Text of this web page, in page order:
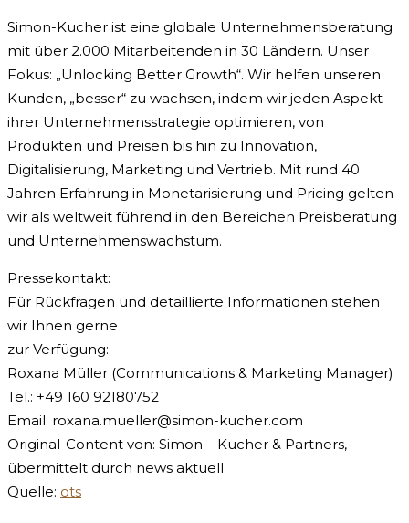
Simon-Kucher ist eine globale Unternehmensberatung
mit über 2.000 Mitarbeitenden in 30 Ländern. Unser
Fokus: „Unlocking Better Growth“. Wir helfen unseren
Kunden, „besser“ zu wachsen, indem wir jeden Aspekt
ihrer Unternehmensstrategie optimieren, von
Produkten und Preisen bis hin zu Innovation,
Digitalisierung, Marketing und Vertrieb. Mit rund 40
Jahren Erfahrung in Monetarisierung und Pricing gelten
wir als weltweit führend in den Bereichen Preisberatung
und Unternehmenswachstum.
Pressekontakt:
Für Rückfragen und detaillierte Informationen stehen
wir Ihnen gerne
zur Verfügung:
Roxana Müller (Communications & Marketing Manager)
Tel.: +49 160 92180752
Email: roxana.mueller@simon-kucher.com
Original-Content von: Simon – Kucher & Partners,
übermittelt durch news aktuell
Quelle: ots